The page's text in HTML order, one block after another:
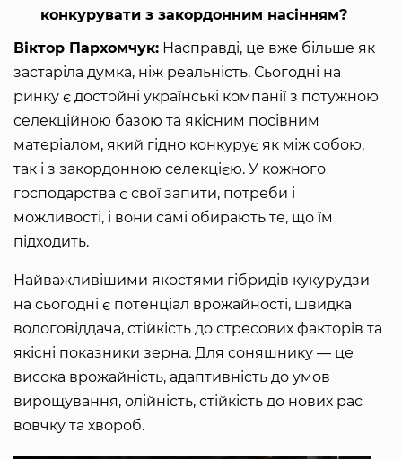
конкурувати з закордонним насінням?
Віктор Пархомчук: Насправді, це вже більше як
застаріла думка, ніж реальність. Сьогодні на
ринку є достойні українські компанії з потужною
селекційною базою та якісним посівним
матеріалом, який гідно конкурує як між собою,
так і з закордонною селекцією. У кожного
господарства є свої запити, потреби і
можливості, і вони самі обирають те, що їм
підходить.
Найважливішими якостями гібридів кукурудзи
на сьогодні є потенціал врожайності, швидка
вологовіддача, стійкість до стресових факторів та
якісні показники зерна. Для соняшнику — це
висока врожайність, адаптивність до умов
вирощування, олійність, стійкість до нових рас
вовчку та хвороб.